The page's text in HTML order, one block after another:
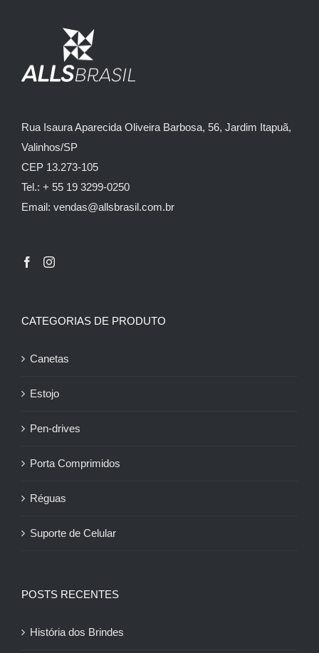
Rua Isaura Aparecida Oliveira Barbosa, 56, Jardim Itapuã,
Valinhos/SP
CEP 13.273-105
Tel.: + 55 19 3299-0250
Email: vendas@allsbrasil.com.br
CATEGORIAS DE PRODUTO
Canetas
Estojo
Pen-drives
Porta Comprimidos
Réguas
Suporte de Celular
POSTS RECENTES
História dos Brindes